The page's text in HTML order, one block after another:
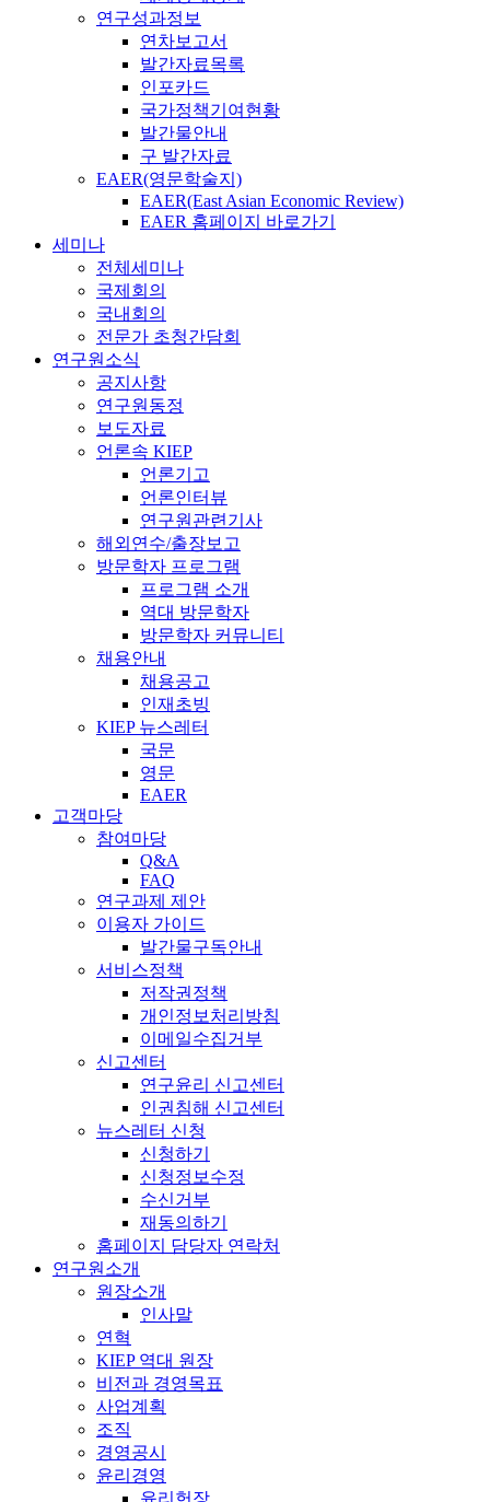
연구성과정보
연차보고서
발간자료목록
인포카드
국가정책기여현황
발간물안내
구 발간자료
EAER(영문학술지)
EAER(East Asian Economic Review)
EAER 홈페이지 바로가기
세미나
전체세미나
국제회의
국내회의
전문가 초청간담회
연구원소식
공지사항
연구원동정
보도자료
언론속 KIEP
언론기고
언론인터뷰
연구원관련기사
해외연수/출장보고
방문학자 프로그램
프로그램 소개
역대 방문학자
방문학자 커뮤니티
채용안내
채용공고
인재초빙
KIEP 뉴스레터
국문
영문
EAER
고객마당
참여마당
Q&A
FAQ
연구과제 제안
이용자 가이드
발간물구독안내
서비스정책
저작권정책
개인정보처리방침
이메일수집거부
신고센터
연구윤리 신고센터
인권침해 신고센터
뉴스레터 신청
신청하기
신청정보수정
수신거부
재동의하기
홈페이지 담당자 연락처
연구원소개
원장소개
인사말
연혁
KIEP 역대 원장
비전과 경영목표
사업계획
조직
경영공시
윤리경영
윤리헌장